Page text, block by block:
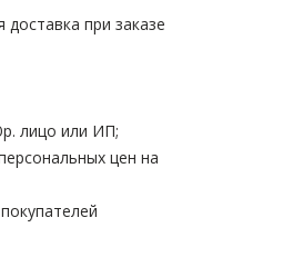
при заказе
лицо или ИП;
цен на